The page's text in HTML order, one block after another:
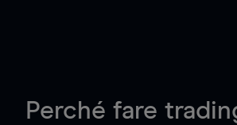
Perché fare